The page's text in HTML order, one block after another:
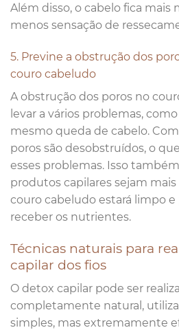
Além disso, o cabelo fica mais
menos sensação de
5. Previne a obstrução dos
couro cabeludo
A obstrução dos poros no
levar a vários problemas,
mesmo queda de cabelo.
poros são desobstruídos, o
esses problemas. Isso
produtos capilares sejam mais
couro cabeludo estará limpo e
receber os nutrientes.
Técnicas naturais para
capilar dos fios
O detox capilar pode ser
completamente natural,
simples, mas extremamente